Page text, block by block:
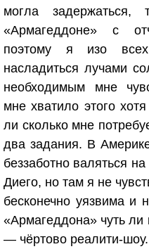
могла
«Армагеддоне» с
поэтому я изо
насладиться лучами
необходимым мне
мне хватило этого
ли сколько мне
два задания. В
беззаботно валяться
Диего, но там я не
бесконечно уязвима и
«Армагеддона» чуть
— чёртово реалити-шоу.